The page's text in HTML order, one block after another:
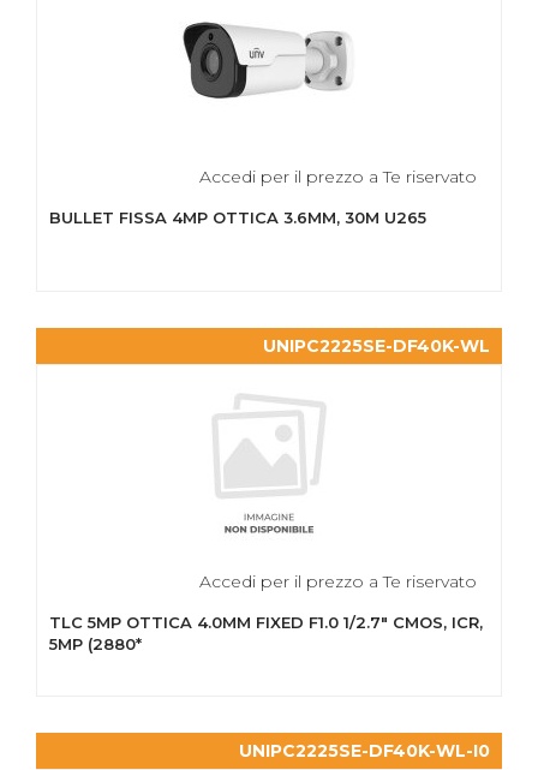
Accedi per il prezzo a Te riservato
BULLET FISSA 4MP OTTICA 3.6MM, 30M U265
UNIPC2225SE-DF40K-WL
Accedi per il prezzo a Te riservato
TLC 5MP OTTICA 4.0MM FIXED F1.0 1/2.7" CMOS, ICR,
5MP (2880*
UNIPC2225SE-DF40K-WL-I0